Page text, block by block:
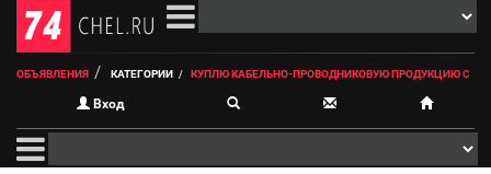
ОБЪЯВЛЕНИЯ КАТЕГОРИИ КУПЛЮ КАБЕЛЬНО-ПРОВОДНИКОВУЮ ПРОДУКЦИЮ С
Вход